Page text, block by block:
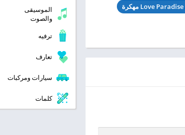
الموسيقى
والصوت
ترفيه
تعارف
سيارات ومركبات
كلمات